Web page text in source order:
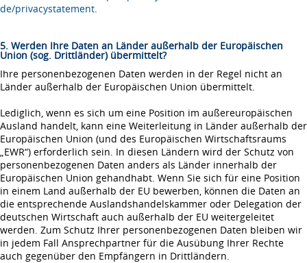
de/privacystatement.
5. Werden Ihre Daten an Länder außerhalb der Europäischen
Union (sog. Drittländer) übermittelt?
Ihre personenbezogenen Daten werden in der Regel nicht an
Länder außerhalb der Europäischen Union übermittelt.
Lediglich, wenn es sich um eine Position im außereuropäischen
Ausland handelt, kann eine Weiterleitung in Länder außerhalb der
Europäischen Union (und des Europäischen Wirtschaftsraums
„EWR“) erforderlich sein. In diesen Ländern wird der Schutz von
personenbezogenen Daten anders als Länder innerhalb der
Europäischen Union gehandhabt. Wenn Sie sich für eine Position
in einem Land außerhalb der EU bewerben, können die Daten an
die entsprechende Auslandshandelskammer oder Delegation der
deutschen Wirtschaft auch außerhalb der EU weitergeleitet
werden. Zum Schutz Ihrer personenbezogenen Daten bleiben wir
in jedem Fall Ansprechpartner für die Ausübung Ihrer Rechte
auch gegenüber den Empfängern in Drittländern.